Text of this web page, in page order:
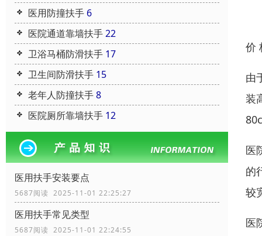
医用防撞扶手 6
医院通道靠墙扶手22
卫浴马桶防滑扶手 17
卫生间防滑扶手 15
老年人防撞扶手8
医院厕所靠墙扶手 12
医用扶手安装要点
5687阅读 2025-11-01 22:25:27
医用扶手常见类型
5687阅读 2025-11-01 22:24:55
价
由
装
医
的
较
医